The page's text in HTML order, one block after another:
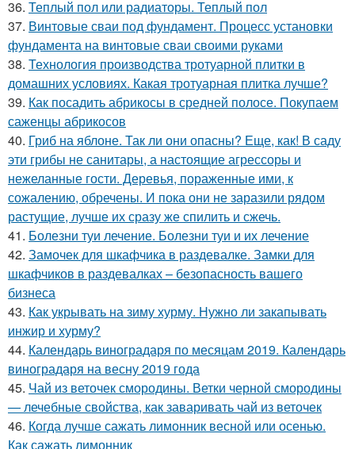
36. Теплый пол или радиаторы. Теплый пол
37. Винтовые сваи под фундамент. Процесс установки
фундамента на винтовые сваи своими руками
38. Технология производства тротуарной плитки в
домашних условиях. Какая тротуарная плитка лучше?
39. Как посадить абрикосы в средней полосе. Покупаем
саженцы абрикосов
40. Гриб на яблоне. Так ли они опасны? Еще, как! В саду
эти грибы не санитары, а настоящие агрессоры и
нежеланные гости. Деревья, пораженные ими, к
сожалению, обречены. И пока они не заразили рядом
растущие, лучше их сразу же спилить и сжечь.
41. Болезни туи лечение. Болезни туи и их лечение
42. Замочек для шкафчика в раздевалке. Замки для
шкафчиков в раздевалках – безопасность вашего
бизнеса
43. Как укрывать на зиму хурму. Нужно ли закапывать
инжир и хурму?
44. Календарь виноградаря по месяцам 2019. Календарь
виноградаря на весну 2019 года
45. Чай из веточек смородины. Ветки черной смородины
— лечебные свойства, как заваривать чай из веточек
46. Когда лучше сажать лимонник весной или осенью.
Как сажать лимонник